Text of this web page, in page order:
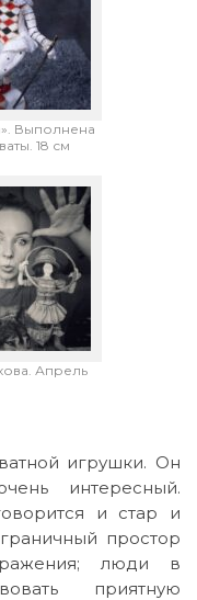
Выполнена
18 см
Апрель
игрушки. Он
интересный.
и стар и
простор
люди в
приятную